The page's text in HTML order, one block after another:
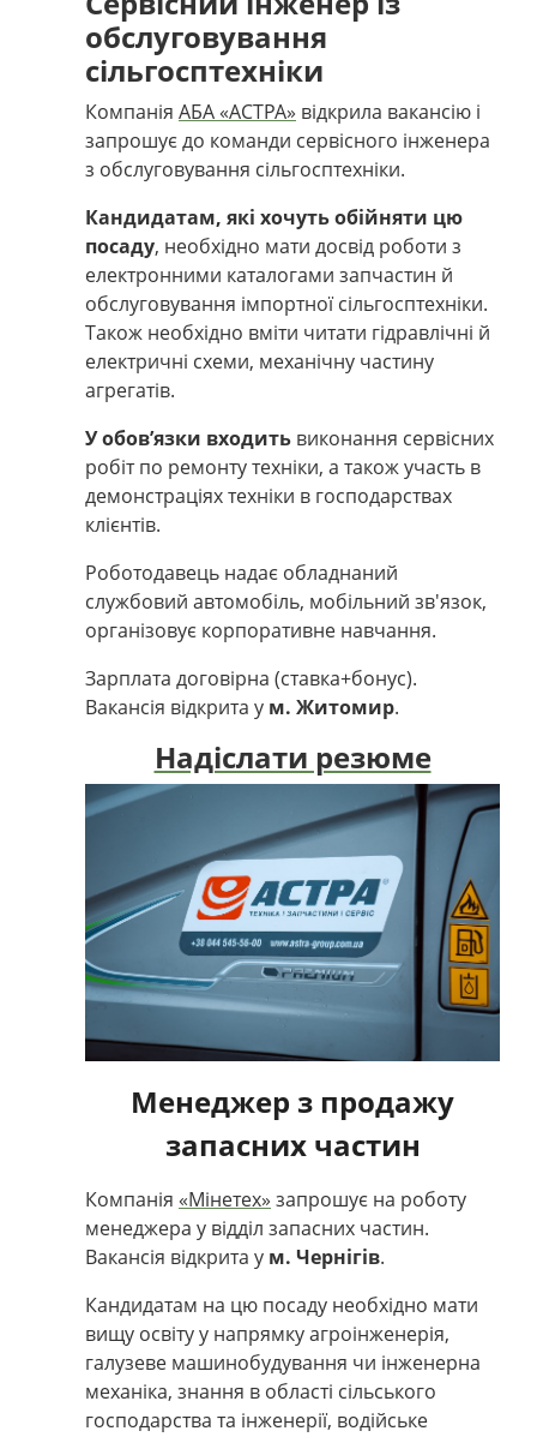
обслуговування
сільгосптехніки
Компанія АБА «АСТРА» відкрила вакансію і
запрошує до команди сервісного інженера
з обслуговування сільгосптехніки.
Кандидатам, які хочуть обійняти цю
посаду, необхідно мати досвід роботи з
електронними каталогами запчастин й
обслуговування імпортної сільгосптехніки.
Також необхідно вміти читати гідравлічні й
електричні схеми, механічну частину
агрегатів.
У обов’язки входить виконання сервісних
робіт по ремонту техніки, а також участь в
демонстраціях техніки в господарствах
клієнтів.
Роботодавець надає обладнаний
службовий автомобіль, мобільний зв'язок,
організовує корпоративне навчання.
Зарплата договірна (ставка+бонус).
Вакансія відкрита у м. Житомир.
Надіслати резюме
Менеджер з продажу
запасних частин
Компанія «Мінетех» запрошує на роботу
менеджера у відділ запасних частин.
Вакансія відкрита у м. Чернігів.
Кандидатам на цю посаду необхідно мати
вищу освіту у напрямку агроінженерія,
галузеве машинобудування чи інженерна
механіка, знання в області сільського
господарства та інженерії, водійське